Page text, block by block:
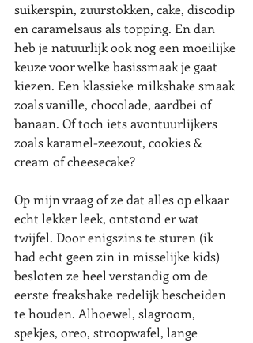
suikerspin, zuurstokken, cake, discodip
en caramelsaus als topping. En dan
heb je natuurlijk ook nog een moeilijke
keuze voor welke basissmaak je gaat
kiezen. Een klassieke milkshake smaak
zoals vanille, chocolade, aardbei of
banaan. Of toch iets avontuurlijkers
zoals karamel-zeezout, cookies &
cream of cheesecake?
Op mijn vraag of ze dat alles op elkaar
echt lekker leek, ontstond er wat
twijfel. Door enigszins te sturen (ik
had echt geen zin in misselijke kids)
besloten ze heel verstandig om de
eerste freakshake redelijk bescheiden
te houden. Alhoewel, slagroom,
spekjes, oreo, stroopwafel, lange